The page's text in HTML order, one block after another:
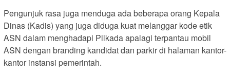
Pengunjuk rasa juga menduga ada beberapa orang Kepala
Dinas (Kadis) yang juga diduga kuat melanggar kode etik
ASN dalam menghadapi Pilkada apalagi terpantau mobil
ASN dengan branding kandidat dan parkir di halaman kantor-
kantor instansi pemerintah.